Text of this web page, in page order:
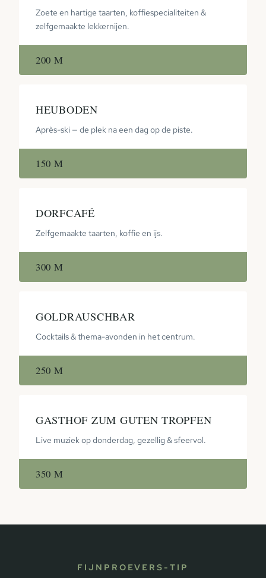
Zoete en hartige taarten, koffiespecialiteiten &
zelfgemaakte lekkernijen.
200 M
HEUBODEN
Après-ski — de plek na een dag op de piste.
150 M
DORFCAFÉ
Zelfgemaakte taarten, koffie en ijs.
300 M
GOLDRAUSCHBAR
Cocktails & thema-avonden in het centrum.
250 M
GASTHOF ZUM GUTEN TROPFEN
Live muziek op donderdag, gezellig & sfeervol.
350 M
FIJNPROEVERS-TIP